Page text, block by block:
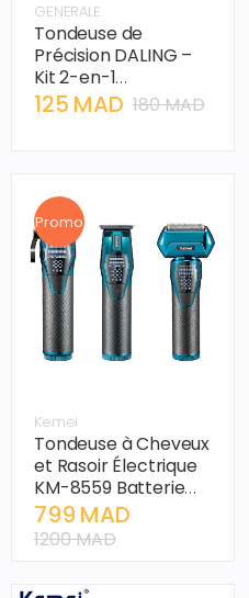
GENERALE
Tondeuse de
Précision DALING –
Kit 2-en-1
Rechargeable et
125 MAD 180 MAD
Promo
Kemei
Tondeuse à Cheveux
et Rasoir Électrique
KM-8559 Batterie
Détachable –
Recharge Rapide,
Compartiment de
799 MAD
1200 MAD